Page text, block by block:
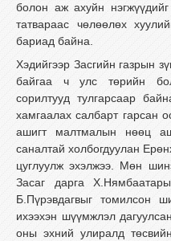
болон аж ахуйн
татвараас чөлөөлөх
бариад байна.
Хэдийгээр Засгийн газрын
байгаа ч улс төрийн
сорилтууд тулгарсаар
хамгаалах салбарт гарсан
ашигт малтмалын нөөц
саналтай холбогдуулан
цуглуулж эхэлжээ. Мөн
Засаг дарга
Б.Пүрэвдагвыг томилсон
ихээхэн шүүмжлэл
оны эхний улиралд